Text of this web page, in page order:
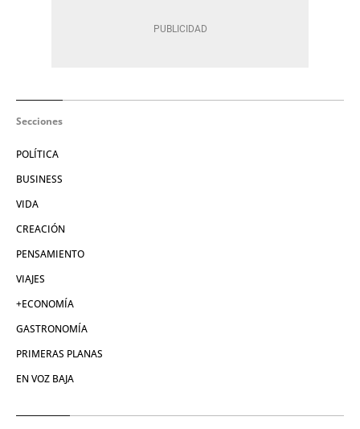
Secciones
POLÍTICA
BUSINESS
VIDA
CREACIÓN
PENSAMIENTO
VIAJES
+ECONOMÍA
GASTRONOMÍA
PRIMERAS PLANAS
EN VOZ BAJA